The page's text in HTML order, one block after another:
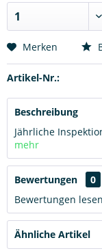
Merken
Artikel-Nr.:
Beschreibung
Jährliche
mehr
Bewertungen
0
Bewertungen
Ähnliche Artikel